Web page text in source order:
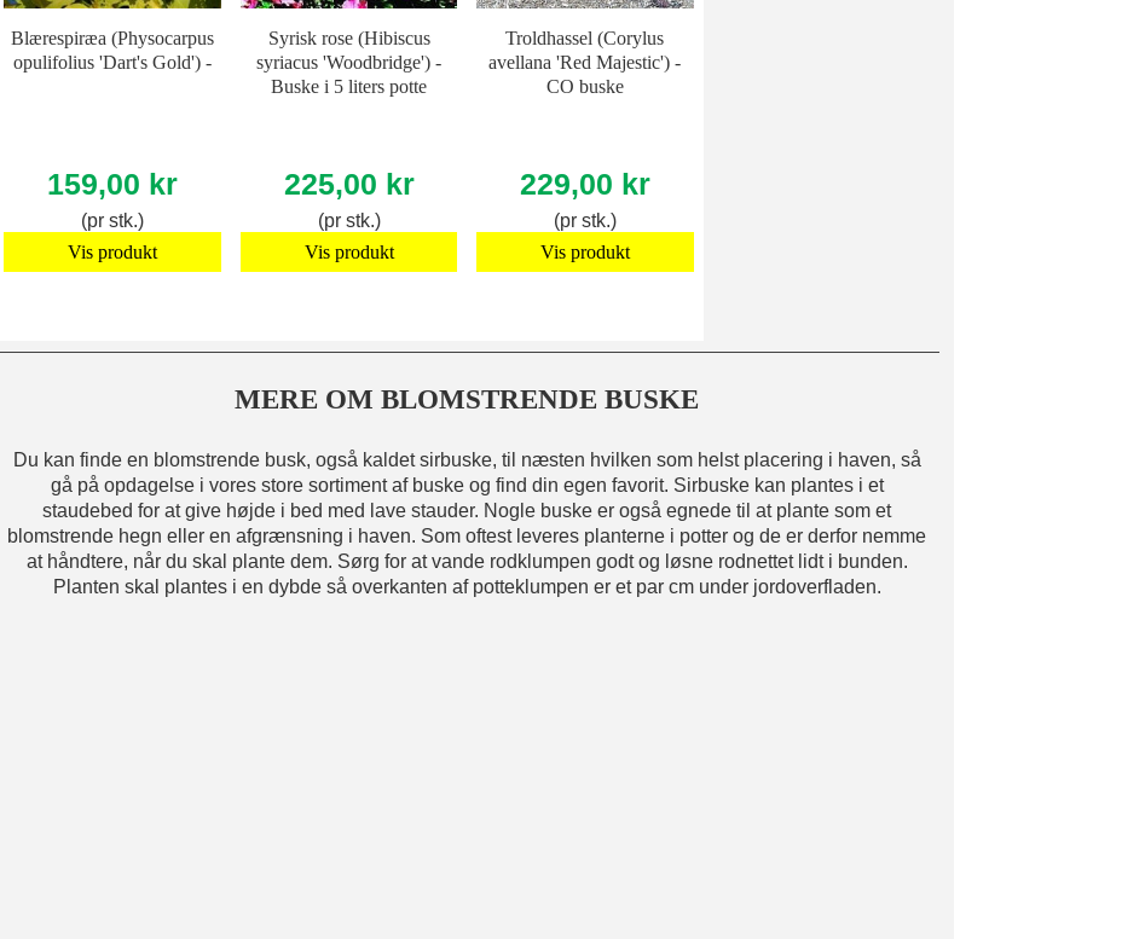
Blærespiræa (Physocarpus
opulifolius 'Dart's Gold') -
159,00 kr
(pr stk.)
Vis produkt
Syrisk rose (Hibiscus
syriacus 'Woodbridge') -
Buske i 5 liters potte
225,00 kr
(pr stk.)
Vis produkt
Troldhassel (Corylus
avellana 'Red Majestic') -
CO buske
229,00 kr
(pr stk.)
Vis produkt
MERE OM BLOMSTRENDE BUSKE
Du kan finde en blomstrende busk, også kaldet sirbuske, til næsten hvilken som helst placering i haven, så
gå på opdagelse i vores store sortiment af buske og find din egen favorit. Sirbuske kan plantes i et
staudebed for at give højde i bed med lave stauder. Nogle buske er også egnede til at plante som et
blomstrende hegn eller en afgrænsning i haven. Som oftest leveres planterne i potter og de er derfor nemme
at håndtere, når du skal plante dem. Sørg for at vande rodklumpen godt og løsne rodnettet lidt i bunden.
Planten skal plantes i en dybde så overkanten af potteklumpen er et par cm under jordoverfladen.